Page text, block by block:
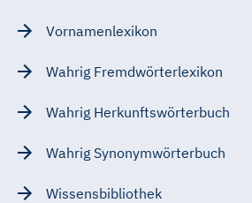
Vornamenlexikon
Wahrig Fremdwörterlexikon
Wahrig Herkunftswörterbuch
Wahrig Synonymwörterbuch
Wissensbibliothek